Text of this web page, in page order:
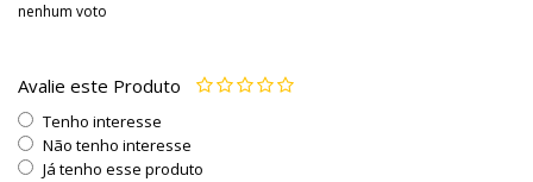
nenhum voto
Avalie este Produto
Tenho interesse
Não tenho interesse
Já tenho esse produto